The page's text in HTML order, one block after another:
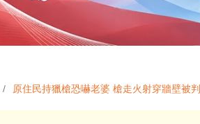
原住民持獵槍恐嚇老婆 槍走火射穿牆壁被